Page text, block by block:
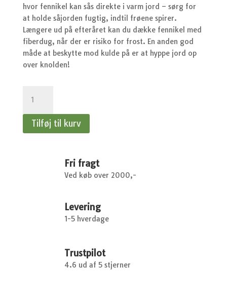
hvor fennikel kan sås direkte i varm jord – sørg for
at holde såjorden fugtig, indtil frøene spirer.
Længere ud på efteråret kan du dække fennikel med
fiberdug, når der er risiko for frost. En anden god
måde at beskytte mod kulde på er at hyppe jord op
over knolden!
Knoldfennikel
Tilføj til kurv
Fri fragt
Ved køb over 2000,-
Levering
1-5 hverdage
Trustpilot
4.6 ud af 5 stjerner